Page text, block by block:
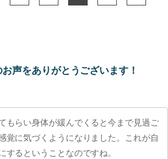
声をありがとうございます！
もらい身体が緩んでくると今まで見過ご
覚に気づくようになりました。これが自
するということなのですね。